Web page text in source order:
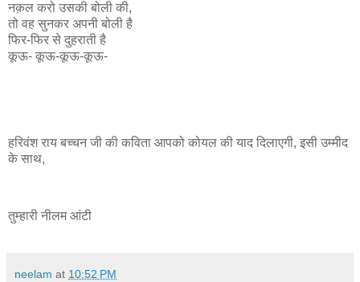
नक़ल करो उसकी बोली की,
तो वह सुनकर अपनी बोली है
फिर-फिर से दुहराती है
कूऊ- कूऊ-कूऊ-कूऊ-
हरिवंश राय बच्चन जी की कविता आपको कोयल की याद दिलाएगी, इसी उम्मीद
के साथ,
तुम्हारी नीलम आंटी
neelam at 10:52 PM